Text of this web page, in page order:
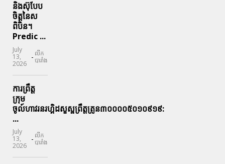
និងស៊ុបែប
ចិត្តនៃស
ពិបិន។
Predic ...
July
13,
2026
- លីក
បារាំង
ការព្រឹត្ត
ក្រុម
ចូល៍ហាវរនរហ្គិដសួស្ផព្រឹត្តត្រូន៣០០០០៥០១០៩១៩:
...
July
13,
2026
- លីក
បារាំង